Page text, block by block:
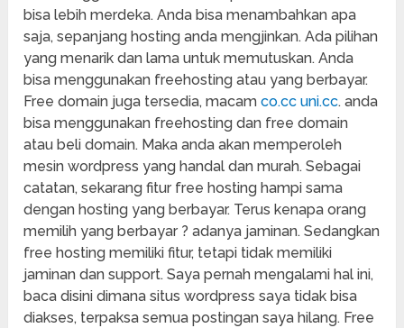
bisa lebih merdeka. Anda bisa menambahkan apa
saja, sepanjang hosting anda mengjinkan. Ada pilihan
yang menarik dan lama untuk memutuskan. Anda
bisa menggunakan freehosting atau yang berbayar.
Free domain juga tersedia, macamco.cc uni.cc. anda
bisa menggunakan freehosting dan free domain
atau beli domain. Maka anda akan memperoleh
mesin wordpress yang handal dan murah. Sebagai
catatan, sekarang fitur free hosting hampi sama
dengan hosting yang berbayar. Terus kenapa orang
memilih yang berbayar ? adanya jaminan. Sedangkan
free hosting memiliki fitur, tetapi tidak memiliki
jaminan dan support. Saya pernah mengalami hal ini,
baca disini dimana situs wordpress saya tidak bisa
diakses, terpaksa semua postingan saya hilang. Free